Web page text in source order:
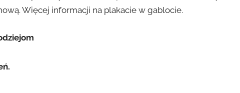
którzy na co dzień opiekują się osobami leżącymi,
Więcej informacji na plakacie w gablocie.